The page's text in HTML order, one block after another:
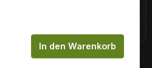
Gib den
In den Warenkorb